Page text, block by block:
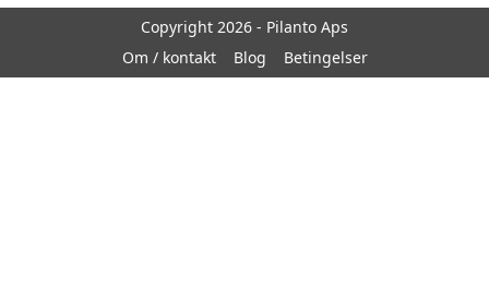
Copyright 2026 - Pilanto Aps
Om / kontakt
Blog Betingelser